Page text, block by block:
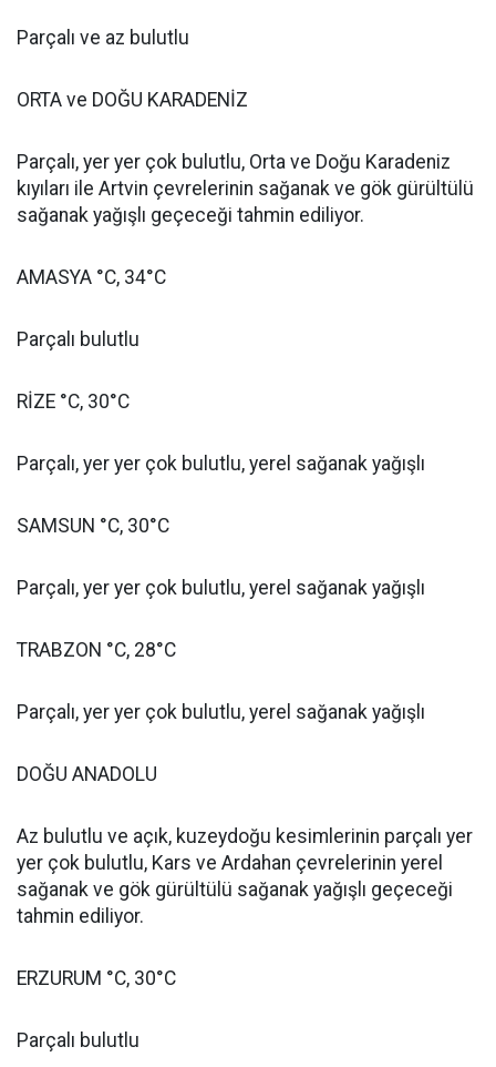
Parçalı ve az bulutlu
ORTA ve DOĞU KARADENİZ
Parçalı, yer yer çok bulutlu, Orta ve Doğu Karadeniz
kıyıları ile Artvin çevrelerinin sağanak ve gök gürültülü
sağanak yağışlı geçeceği tahmin ediliyor.
AMASYA °C, 34°C
Parçalı bulutlu
RİZE °C, 30°C
Parçalı, yer yer çok bulutlu, yerel sağanak yağışlı
SAMSUN °C, 30°C
Parçalı, yer yer çok bulutlu, yerel sağanak yağışlı
TRABZON °C, 28°C
Parçalı, yer yer çok bulutlu, yerel sağanak yağışlı
DOĞU ANADOLU
Az bulutlu ve açık, kuzeydoğu kesimlerinin parçalı yer
yer çok bulutlu, Kars ve Ardahan çevrelerinin yerel
sağanak ve gök gürültülü sağanak yağışlı geçeceği
tahmin ediliyor.
ERZURUM °C, 30°C
Parçalı bulutlu